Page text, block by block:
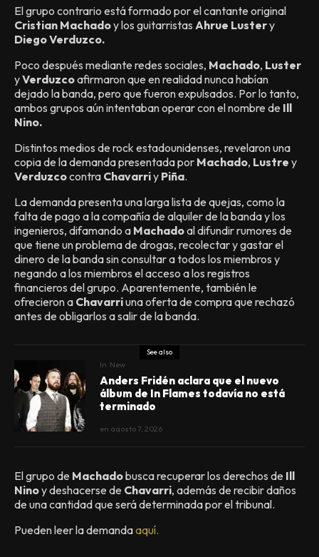
El grupo contrario está formado por el cantante original
Cristian Machadoy los guitarristas Ahrue Lustery
Diego Verduzco.
Poco después mediante redes sociales, Machado, Luster
yVerduzcoafirmaron que en realidad nunca habían
dejado la banda, pero que fueron expulsados. Por lo tanto,
ambos grupos aún intentaban operar con el nombre de Ill
Nino.
Distintos medios de rock estadounidenses, revelaron una
copia de la demanda presentada por Machado, Lustre y
Verduzcocontra Chavarriy Piña.
La demanda presenta una larga lista de quejas, como la
falta de pago a la compañía de alquiler de la banda y los
ingenieros, difamando a Machadoal difundir rumores de
que tiene un problema de drogas, recolectar y gastar el
dinero de la banda sin consultar a todos los miembros y
negando a los miembros el acceso a los registros
financieros del grupo. Aparentemente, también le
ofrecieron a Chavarriuna oferta de compra que rechazó
antes de obligarlos a salir de la banda.
See also
In New
Anders Fridén aclara que el nuevo
álbum de In Flames todavía no está
terminado
en agosto 7, 2026
El grupo de Machadobusca recuperar los derechos de Ill
Ninoy deshacerse de Chavarri, además de recibir daños
de una cantidad que será determinada por el tribunal.
Pueden leer la demandaaquí.